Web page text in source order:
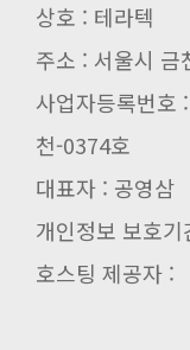
상호 : 테라텍
주소 : 서울시
사업자등록번호
천-0374호
대표자 : 공영
개인정보 보호
호스팅 제공자 :